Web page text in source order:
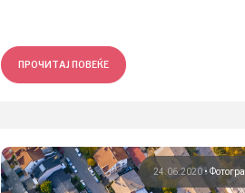
ПРОЧИТАЈ ПОВЕЌЕ
24.06.2020•